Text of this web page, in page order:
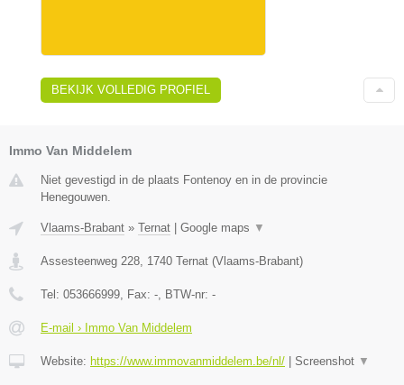
BEKIJK VOLLEDIG PROFIEL
Immo Van Middelem
Niet gevestigd in de plaats Fontenoy en in de provincie
Henegouwen.
Vlaams-Brabant » Ternat Google maps ▼
Assesteenweg 228 1740 Ternat (Vlaams-Brabant)
Tel: 053666999 , Fax: - , BTW-nr: -
E-mail › Immo Van Middelem
Website: https://www.immovanmiddelem.be/nl/ Screenshot ▼